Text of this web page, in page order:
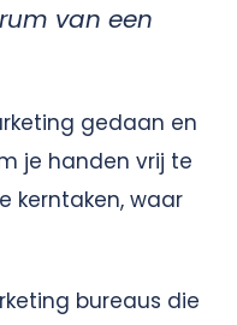
van een
gedaan en
je handen vrij te
kerntaken, waar
bureaus die